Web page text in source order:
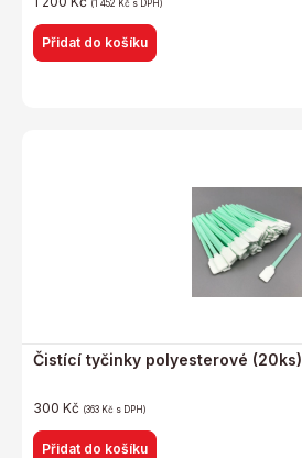
(1 452 Kč s DPH)
Přidat do košíku
Čistící tyčinky polyesterové (20ks)
300 Kč (363 Kč s DPH)
Přidat do košíku